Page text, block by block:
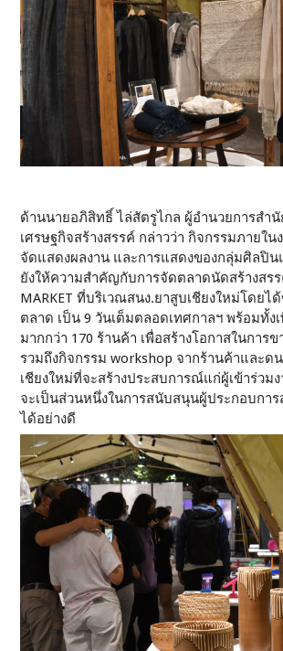
ด้านนายอภิสิทธิ์ ไล่สัตรูไกล ผู้อำนวยการสำนั
เศรษฐกิจสร้างสรรค์ กล่าวว่า กิจกรรมภายใน
จัดแสดงผลงาน และการแสดงของกลุ่มศิลปิ
ยังให้ความสำคัญกับการจัดตลาดนัดสร้างสรร
MARKET ที่บริเวณสนง.ยาสูบเชียงใหม่โดยไ
ตลาด เป็น 9 วันเต็มตลอดเทศกาลฯ พร้อมทั้ง
มากกว่า 170 ร้านค้า เพื่อสร้างโอกาสในการ
รวมถึงกิจกรรม workshop จากร้านค้าและด
เชียงใหม่ที่จะสร้างประสบการณ์แก่ผู้เข้าร่วม
จะเป็นส่วนหนึ่งในการสนับสนุนผู้ประกอบการ
ได้อย่างดี